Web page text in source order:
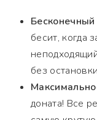
Бесконечный
бесит, когда
без
доната! Все